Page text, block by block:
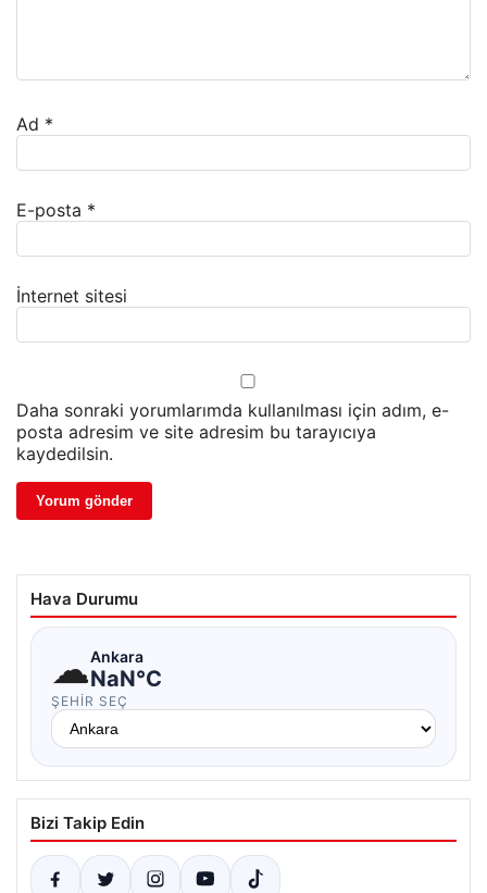
Ad *
E-posta *
İnternet sitesi
Daha sonraki yorumlarımda kullanılması için adım, e-
posta adresim ve site adresim bu tarayıcıya
kaydedilsin.
Hava Durumu
☁Ankara
NaN°C
ŞEHIR SEÇ
Bizi Takip Edin